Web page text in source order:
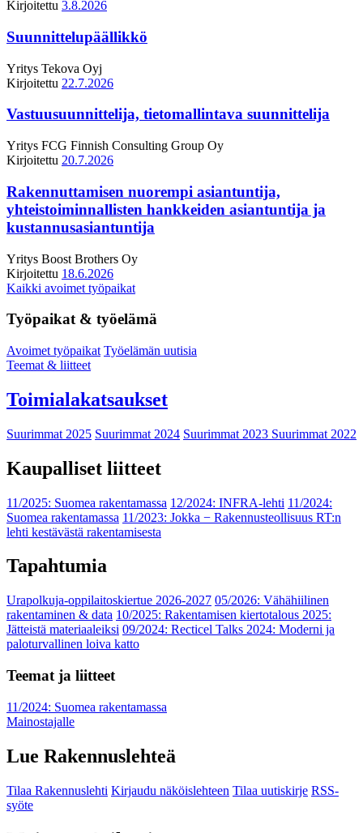
Kirjoitettu 3.8.2026
Suunnittelupäällikkö
Yritys Tekova Oyj
Kirjoitettu 22.7.2026
Vastuusuunnittelija, tietomallintava suunnittelija
Yritys FCG Finnish Consulting Group Oy
Kirjoitettu 20.7.2026
Rakennuttamisen nuorempi asiantuntija,
yhteistoiminnallisten hankkeiden asiantuntija ja
kustannusasiantuntija
Yritys Boost Brothers Oy
Kirjoitettu 18.6.2026
Kaikki avoimet työpaikat
Työpaikat & työelämä
Avoimet työpaikat Työelämän uutisia
Teemat & liitteet
Toimialakatsaukset
Suurimmat 2025 Suurimmat 2024 Suurimmat 2023 Suurimmat 2022
Kaupalliset liitteet
11/2025: Suomea rakentamassa 12/2024: INFRA-lehti 11/2024:
Suomea rakentamassa 11/2023: Jokka − Rakennusteollisuus RT:n
lehti kestävästä rakentamisesta
Tapahtumia
Urapolkuja-oppilaitoskiertue 2026-2027 05/2026: Vähähiilinen
rakentaminen & data 10/2025: Rakentamisen kiertotalous 2025:
Jätteistä materiaaleiksi 09/2024: Recticel Talks 2024: Moderni ja
paloturvallinen loiva katto
Teemat ja liitteet
11/2024: Suomea rakentamassa
Mainostajalle
Lue Rakennuslehteä
Tilaa Rakennuslehti Kirjaudu näköislehteen Tilaa uutiskirje RSS-
syöte